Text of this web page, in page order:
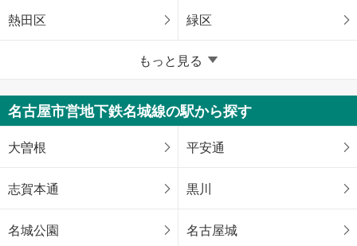
熱田区 緑区
愛知県のそのほかの地域
豊橋市 岡崎市
一宮市 豊川市
刈谷市 豊田市
安城市 西尾市
もっと見る
名古屋市営地下鉄名城線の駅から探す
大曽根 平安通
志賀本通 黒川
名城公園 名古屋城